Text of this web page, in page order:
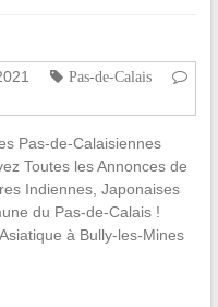
Pas-de-Calais
Pas-de-Calaisiennes
Toutes les Annonces de
Indiennes, Japonaises
du Pas-de-Calais !
à Bully-les-Mines